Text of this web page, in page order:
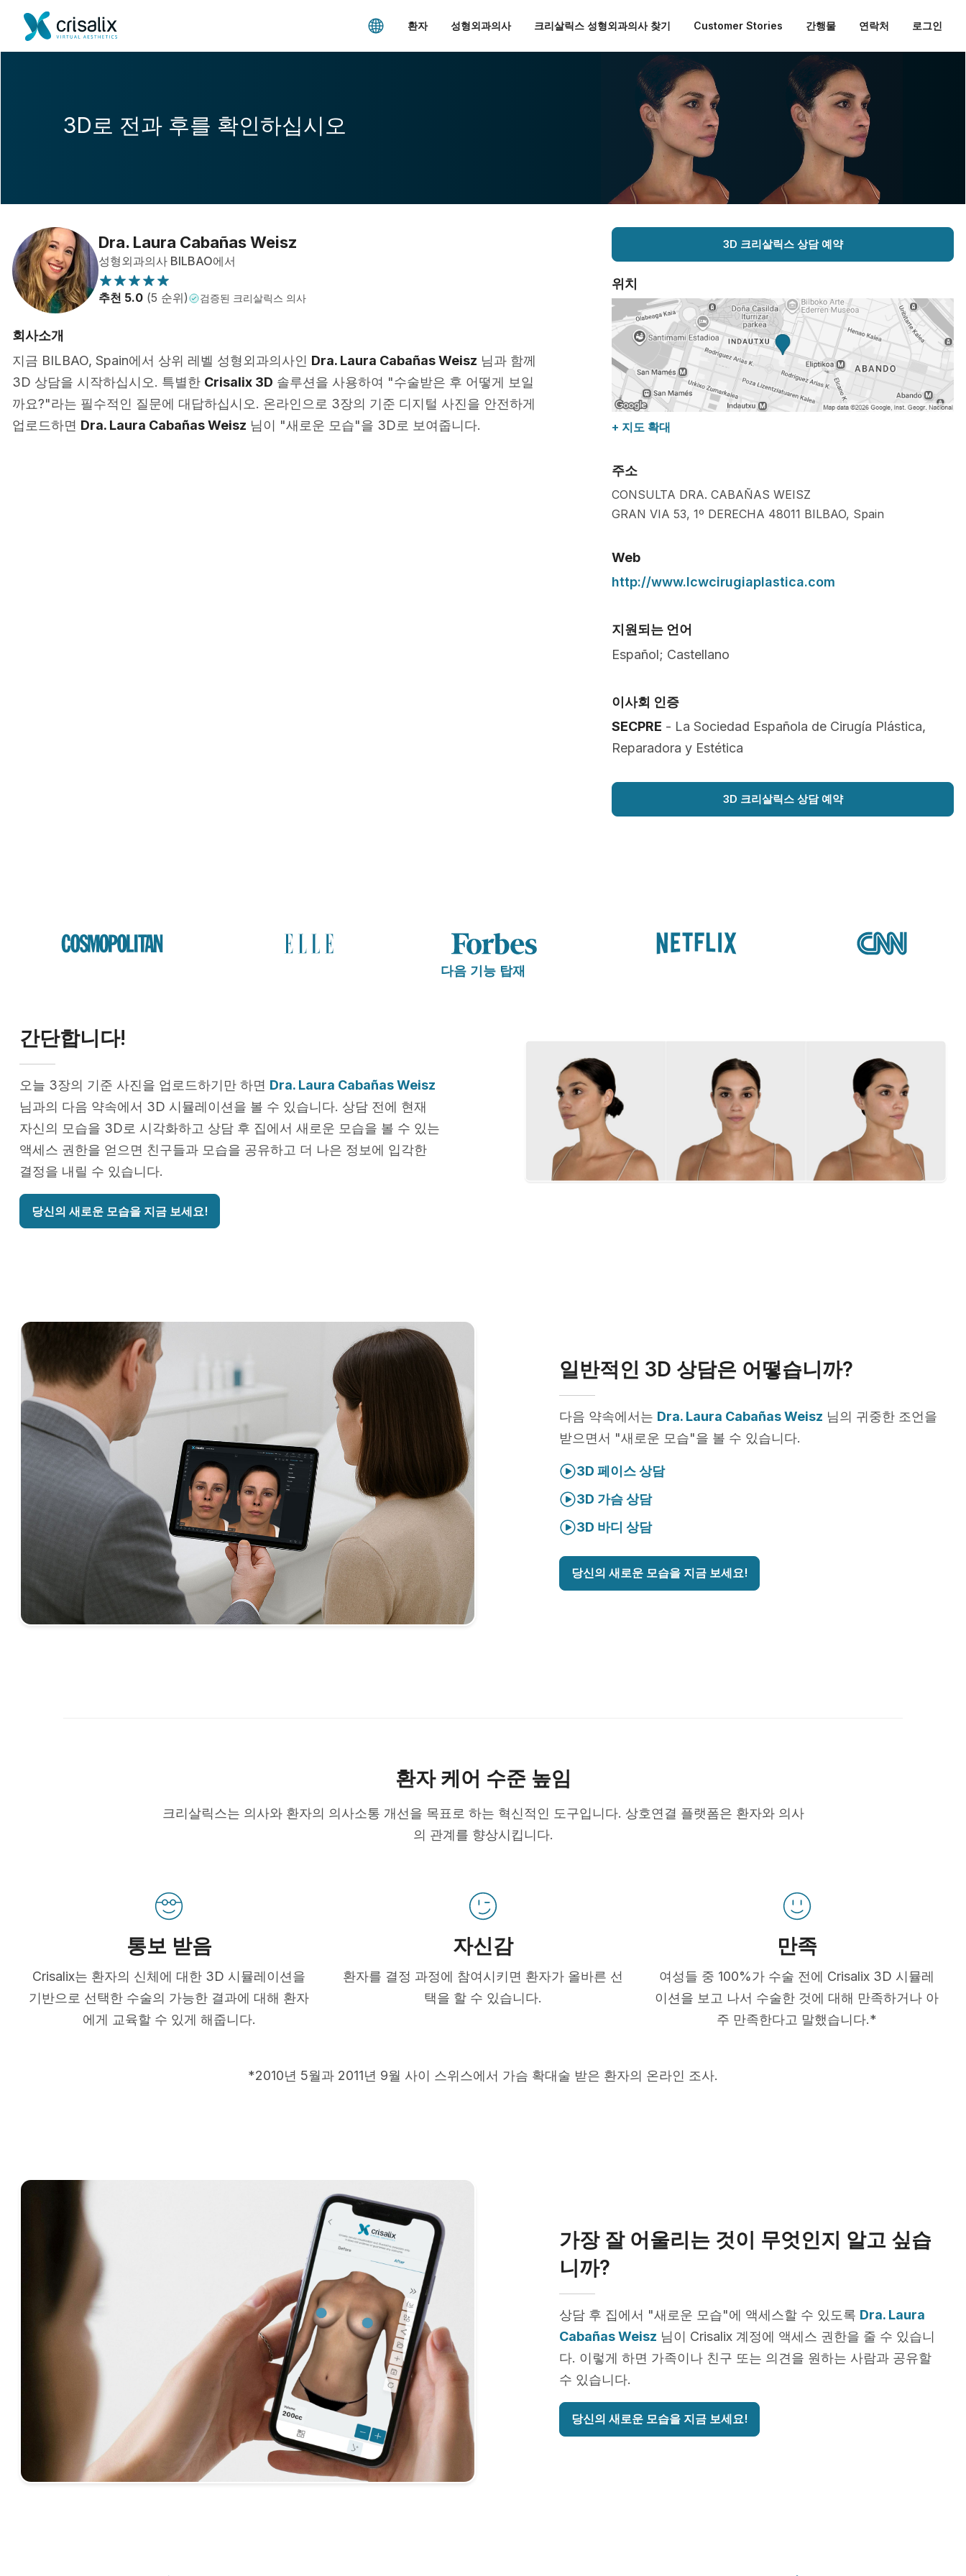
환자 성형외과의사 크리살릭스 성형외과의사 찾기 Customer Stories 간행물 연락처 로그인
3D로 전과 후를 확인하십시오
Dra. Laura Cabañas Weisz
성형외과의사 BILBAO에서
추천 5.0 (5 순위) 검증된 크리살릭스 의사
회사소개
지금 BILBAO, Spain에서 상위 레벨 성형외과의사인 Dra. Laura Cabañas Weisz 님과 함께
3D 상담을 시작하십시오. 특별한 Crisalix 3D 솔루션을 사용하여 "수술받은 후 어떻게 보일
까요?"라는 필수적인 질문에 대답하십시오. 온라인으로 3장의 기준 디지털 사진을 안전하게
업로드하면 Dra. Laura Cabañas Weisz 님이 "새로운 모습"을 3D로 보여줍니다.
3D 크리살릭스 상담 예약
위치
+ 지도 확대
주소
CONSULTA DRA. CABAÑAS WEISZ
GRAN VIA 53, 1º DERECHA 48011 BILBAO, Spain
Web
http://www.lcwcirugiaplastica.com
지원되는 언어
Español; Castellano
이사회 인증
SECPRE - La Sociedad Española de Cirugía Plástica,
Reparadora y Estética
3D 크리살릭스 상담 예약
다음 기능 탑재
간단합니다!
오늘 3장의 기준 사진을 업로드하기만 하면 Dra. Laura Cabañas Weisz
님과의 다음 약속에서 3D 시뮬레이션을 볼 수 있습니다. 상담 전에 현재
자신의 모습을 3D로 시각화하고 상담 후 집에서 새로운 모습을 볼 수 있는
액세스 권한을 얻으면 친구들과 모습을 공유하고 더 나은 정보에 입각한
결정을 내릴 수 있습니다.
당신의 새로운 모습을 지금 보세요!
일반적인 3D 상담은 어떻습니까?
다음 약속에서는 Dra. Laura Cabañas Weisz 님의 귀중한 조언을
받으면서 "새로운 모습"을 볼 수 있습니다.
3D 페이스 상담
3D 가슴 상담
3D 바디 상담
당신의 새로운 모습을 지금 보세요!
환자 케어 수준 높임
크리살릭스는 의사와 환자의 의사소통 개선을 목표로 하는 혁신적인 도구입니다. 상호연결 플랫폼은 환자와 의사
의 관계를 향상시킵니다.
통보 받음
Crisalix는 환자의 신체에 대한 3D 시뮬레이션을
기반으로 선택한 수술의 가능한 결과에 대해 환자
에게 교육할 수 있게 해줍니다.
자신감
환자를 결정 과정에 참여시키면 환자가 올바른 선
택을 할 수 있습니다.
만족
여성들 중 100%가 수술 전에 Crisalix 3D 시뮬레
이션을 보고 나서 수술한 것에 대해 만족하거나 아
주 만족한다고 말했습니다.*
*2010년 5월과 2011년 9월 사이 스위스에서 가슴 확대술 받은 환자의 온라인 조사.
가장 잘 어울리는 것이 무엇인지 알고 싶습
니까?
상담 후 집에서 "새로운 모습"에 액세스할 수 있도록 Dra. Laura
Cabañas Weisz 님이 Crisalix 계정에 액세스 권한을 줄 수 있습니
다. 이렇게 하면 가족이나 친구 또는 의견을 원하는 사람과 공유할
수 있습니다.
당신의 새로운 모습을 지금 보세요!